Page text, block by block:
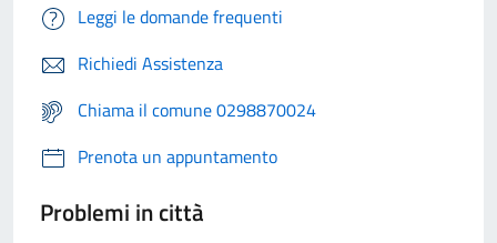
Leggi le domande frequenti
Richiedi Assistenza
Chiama il comune 0298870024
Prenota un appuntamento
Problemi in città